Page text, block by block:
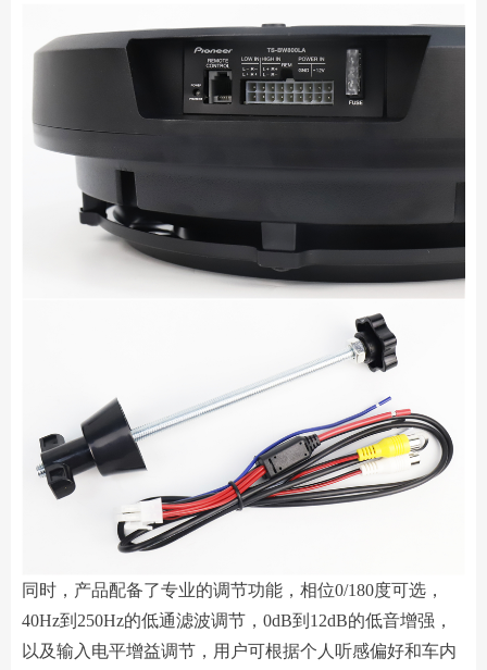
同时，产品配备了专业的调节功能，相位0/180度可选，
40Hz到250Hz的低通滤波调节，0dB到12dB的低音增强，
以及输入电平增益调节，用户可根据个人听感偏好和车内